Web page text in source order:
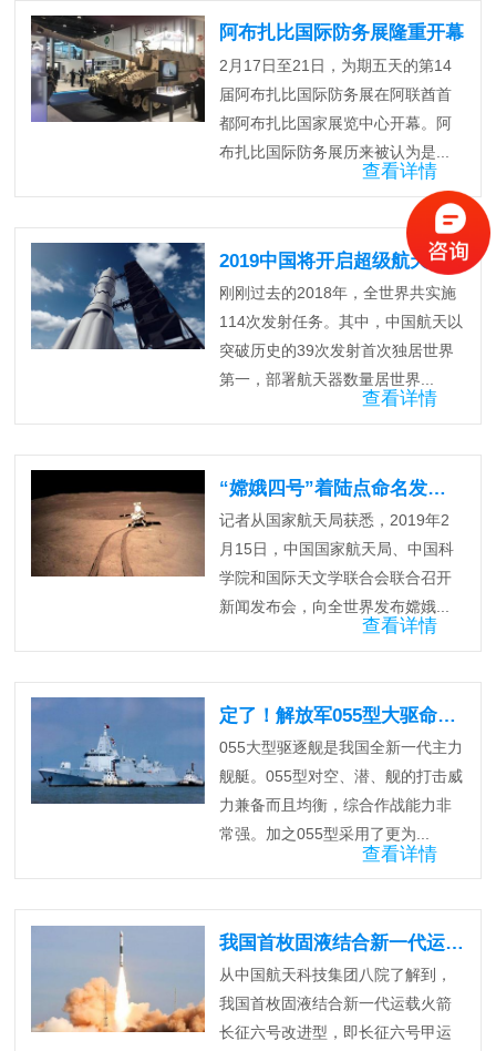
阿布扎比国际防务展隆重开幕
2月17日至21日，为期五天的第14
届阿布扎比国际防务展在阿联酋首
都阿布扎比国家展览中心开幕。阿
布扎比国际防务展历来被认为是...
查看详情
2019中国将开启超级航天模式
刚刚过去的2018年，全世界共实施
114次发射任务。其中，中国航天以
突破历史的39次发射首次独居世界
第一，部署航天器数量居世界...
查看详情
“嫦娥四号”着陆点命名发布会在京举行
记者从国家航天局获悉，2019年2
月15日，中国国家航天局、中国科
学院和国际天文学联合会联合召开
新闻发布会，向全世界发布嫦娥...
查看详情
定了！解放军055型大驱命名拉萨号!
055大型驱逐舰是我国全新一代主力
舰艇。055型对空、潜、舰的打击威
力兼备而且均衡，综合作战能力非
常强。加之055型采用了更为...
查看详情
我国首枚固液结合新一代运载火箭将诞生
从中国航天科技集团八院了解到，
我国首枚固液结合新一代运载火箭
长征六号改进型，即长征六号甲运